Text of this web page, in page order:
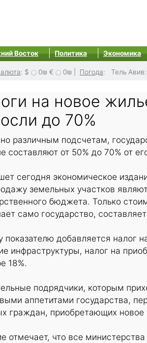
Восток Политика Экономика
: $ 0₪ € 0₪ Погода: Тель Авив:
на новое
до 70%
различным подсчетам,
составляют от 50% до 70% от
сегодня экономическое
земельных участков
бюджета. Только
само государство,
показателю добавляется налог
инфраструктуры, налог на
18%.
подрядчики, которым
аппетитами государства,
граждан, приобретающих новое
отмечает, что все